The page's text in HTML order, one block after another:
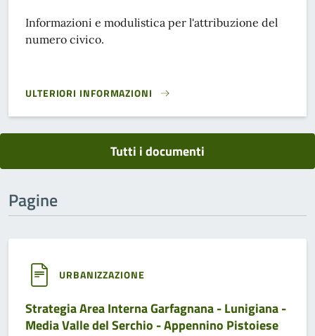
Informazioni e modulistica per l'attribuzione del
numero civico.
ULTERIORI INFORMAZIONI
DOCUMENTI - ATTRIBUZIONE NUMERO CIVICO}
Tutti i documenti
Pagine
URBANIZZAZIONE
Strategia Area Interna Garfagnana - Lunigiana -
Media Valle del Serchio - Appennino Pistoiese